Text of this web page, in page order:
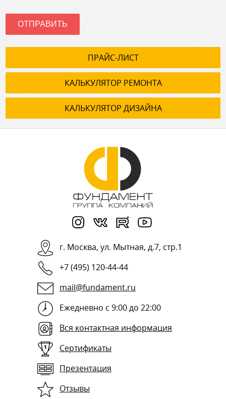
ОТПРАВИТЬ
ПРАЙС-ЛИСТ
КАЛЬКУЛЯТОР РЕМОНТА
КАЛЬКУЛЯТОР ДИЗАЙНА
г. Москва, ул. Мытная, д.7, стр.1
+7 (495) 120-44-44
mail@fundament.ru
Ежедневно с 9:00 до 22:00
Вся контактная информация
Сертификаты
Презентация
Отзывы